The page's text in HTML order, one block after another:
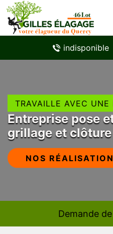
indisponible
TRAVAILLE AVEC UNE
Entreprise pose
grillage et
NOS
Demande